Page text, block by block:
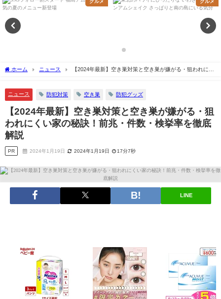
グルメ グルメ
ホーム ニュース
【2024年最新】空き巣対策と空き巣が嫌がる・狙われにく
ニュース 防犯対策 空き巣 防犯グッズ
【2024年最新】空き巣対策と空き巣が嫌がる・狙
われにくい家の秘訣！前兆・件数・検挙率を徹底
解説
PR 2024年1月19日 2024年1月19日 17分7秒
LINE